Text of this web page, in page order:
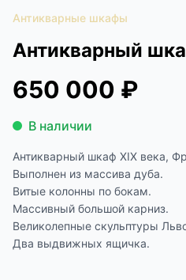
Антикварные шкафы
Антикварный
650 000 ₽
В наличии
Антикварный шкаф XIX века,
Выполнен из массива дуба.
Витые колонны по бокам.
Массивный большой карниз.
Великолепные скульптуры
Два выдвижных ящичка.